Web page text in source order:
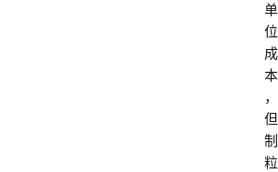
单
位
成
本
，
但
制
粒